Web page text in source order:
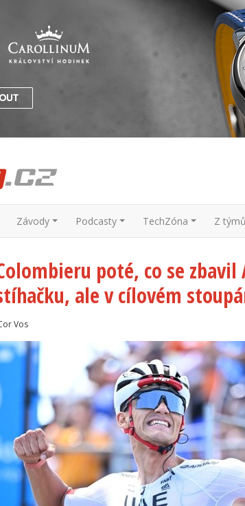
Závody Podcasty TechZóna Z týmů
poté, co se zbavil
ale v cílovém
Vos